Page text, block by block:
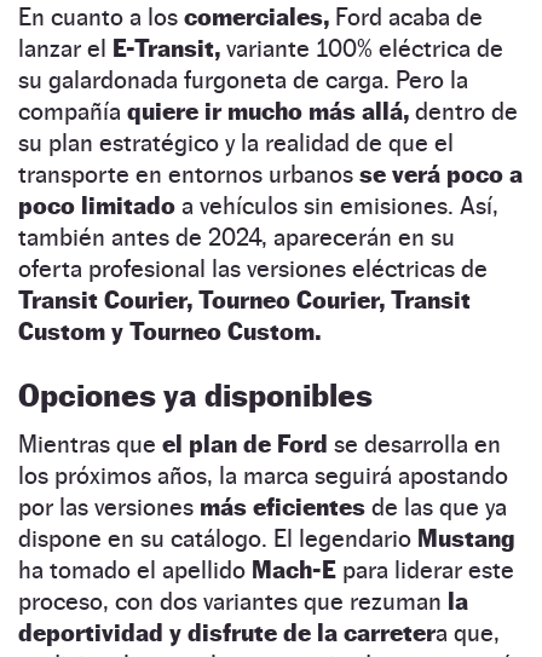
En cuanto a los comerciales, Ford acaba de
lanzar el E-Transit, variante 100% eléctrica de
su galardonada furgoneta de carga. Pero la
compañía quiere ir mucho más allá, dentro de
su plan estratégico y la realidad de que el
transporte en entornos urbanos se verá poco a
poco limitado a vehículos sin emisiones. Así,
también antes de 2024, aparecerán en su
oferta profesional las versiones eléctricas de
Transit Courier, Tourneo Courier, Transit
Custom y Tourneo Custom.
Opciones ya disponibles
Mientras que el plan de Ford se desarrolla en
los próximos años, la marca seguirá apostando
por las versiones más eficientes de las que ya
dispone en su catálogo. El legendario Mustang
ha tomado el apellido Mach-E para liderar este
proceso, con dos variantes que rezuman la
deportividad y disfrute de la carretera que,